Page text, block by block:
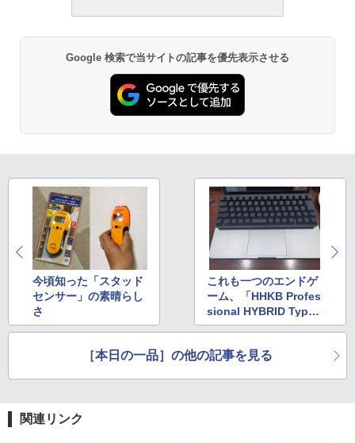
Google 検索で当サイトの記事を優先表示させる
今頃知った「スタッド
センサー」の素晴らし
さ
これも一つのエンドゲ
ーム、「HHKB Profes
sional HYBRID Type-
S」
［本日の一品］の他の記事を見る
関連リンク